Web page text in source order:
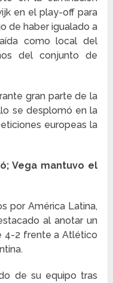
en el play-off para
de haber igualado a
como local del
del conjunto de
gran parte de la
se desplomó en la
europeas la
Vega mantuvo el
por América Latina,
al anotar un
4-2 frente a Atlético
de su equipo tras